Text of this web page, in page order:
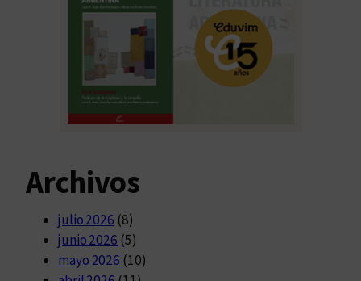
Archivos
julio 2026 (8)
junio 2026 (5)
mayo 2026 (10)